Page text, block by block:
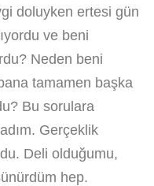
doluyken ertesi gün
ve beni
Neden beni
tamamen başka
Bu sorulara
Gerçeklik
Deli olduğumu,
hep.